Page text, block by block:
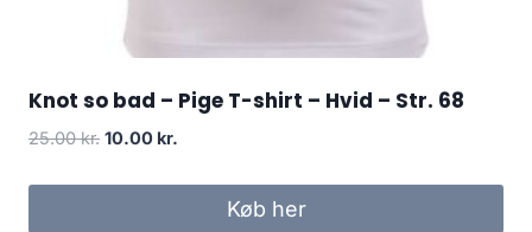
Knot so bad – Pige T-shirt – Hvid – Str. 68
25.00kr. Original
was:
10.00 kr.
is:
10.00 kr..Køb her